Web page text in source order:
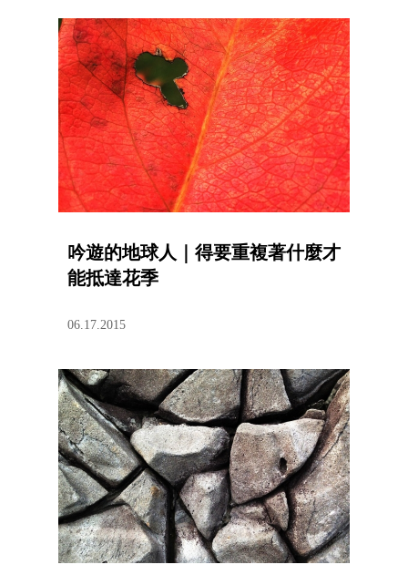
吟遊的地球人｜得要重複著什麼才
能抵達花季
06.17.2015